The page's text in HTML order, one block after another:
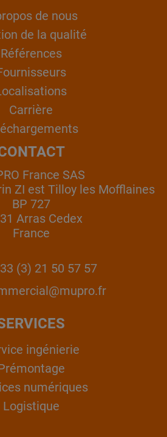
de nous
de la qualité
Références
Carrière
France SAS
ZI est Tilloy les Mofflaines
BP 727
Arras Cedex
France
(3) 21 50 57 57
ingénierie
numériques
Logistique